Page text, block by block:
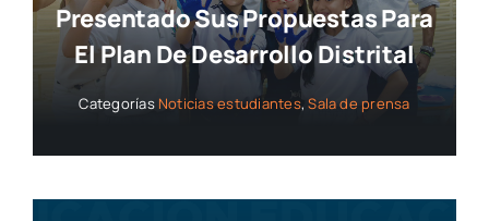
Presentado Sus Propuestas Para
El Plan De Desarrollo Distrital
Categorías Noticias estudiantes,Sala de prensa